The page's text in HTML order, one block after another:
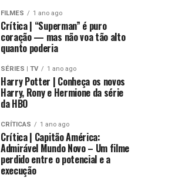
FILMES 1 ano ago
Crítica | “Superman” é puro
coração — mas não voa tão alto
quanto poderia
SÉRIES | TV 1 ano ago
Harry Potter | Conheça os novos
Harry, Rony e Hermione da série
da HBO
CRÍTICAS 1 ano ago
Crítica | Capitão América:
Admirável Mundo Novo – Um filme
perdido entre o potencial e a
execução